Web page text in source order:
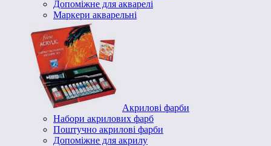
Допоміжне для акварелі
Маркери акварельні
Акрилові фарби
Набори акрилових фарб
Поштучно акрилові фарби
Допоміжне для акрилу